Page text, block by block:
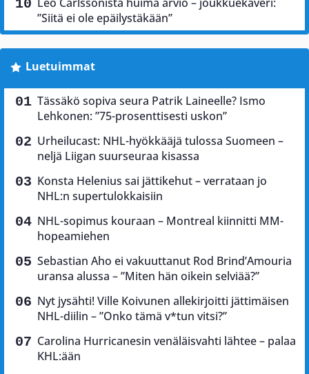
”Siitä ei ole epäilystäkään”
Luetuimmat
Tässäkö sopiva seura Patrik Laineelle? Ismo
Lehkonen: ”75-prosenttisesti uskon”
Urheilucast: NHL-hyökkääjä tulossa Suomeen –
neljä Liigan suurseuraa kisassa
Konsta Helenius sai jättikehut – verrataan jo
NHL:n supertulokkaisiin
NHL-sopimus kouraan – Montreal kiinnitti MM-
hopeamiehen
Sebastian Aho ei vakuuttanut Rod Brind’Amouria
uransa alussa – ”Miten hän oikein selviää?”
Nyt jysähti! Ville Koivunen allekirjoitti jättimäisen
NHL-diilin – ”Onko tämä v*tun vitsi?”
Carolina Hurricanesin venäläisvahti lähtee – palaa
KHL:ään